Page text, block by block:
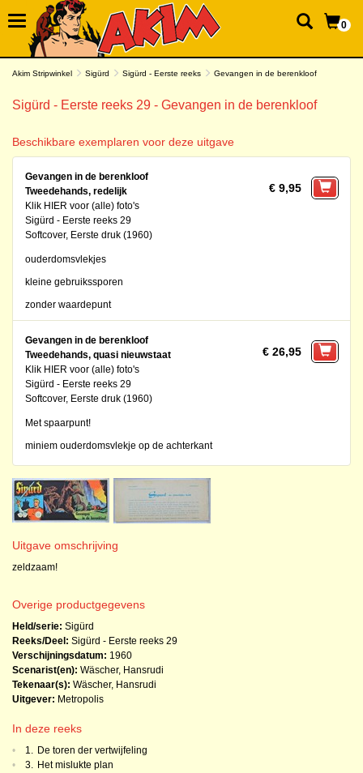
0
Akim Stripwinkel Sigürd Sigürd - Eerste reeks Gevangen in de berenkloof
Sigürd - Eerste reeks 29 - Gevangen in de berenkloof
Beschikbare exemplaren voor deze uitgave
Gevangen in de berenkloof
Tweedehands, redelijk
Klik HIER voor (alle) foto's
Sigürd - Eerste reeks 29
Softcover, Eerste druk (1960)
ouderdomsvlekjes
kleine gebruikssporen
zonder waardepunt
€ 9,95
Gevangen in de berenkloof
Tweedehands, quasi nieuwstaat
Klik HIER voor (alle) foto's
Sigürd - Eerste reeks 29
Softcover, Eerste druk (1960)
Met spaarpunt!
miniem ouderdomsvlekje op de achterkant
€ 26,95
Uitgave omschrijving
zeldzaam!
Overige productgegevens
Held/serie: Sigürd
Reeks/Deel: Sigürd - Eerste reeks 29
Verschijningsdatum: 1960
Scenarist(en): Wäscher, Hansrudi
Tekenaar(s): Wäscher, Hansrudi
Uitgever: Metropolis
In deze reeks
• 1. De toren der vertwijfeling
•
3. Het mislukte plan